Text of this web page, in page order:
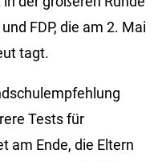
FDP, die am 2. Mai
tagt.
Tests für
am Ende, die Eltern